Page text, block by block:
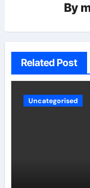
By
Related Post
Uncategorised